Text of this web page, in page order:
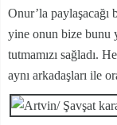
Onur’la paylaşacağı
yine onun bize bunu
tutmamızı sağladı.
aynı arkadaşları ile